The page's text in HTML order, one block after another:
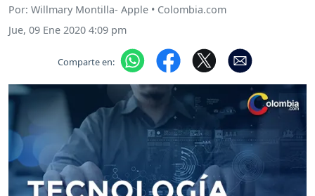
Por: Willmary Montilla- Apple • Colombia.com
Jue, 09 Ene 2020 4:09 pm
Comparte en: